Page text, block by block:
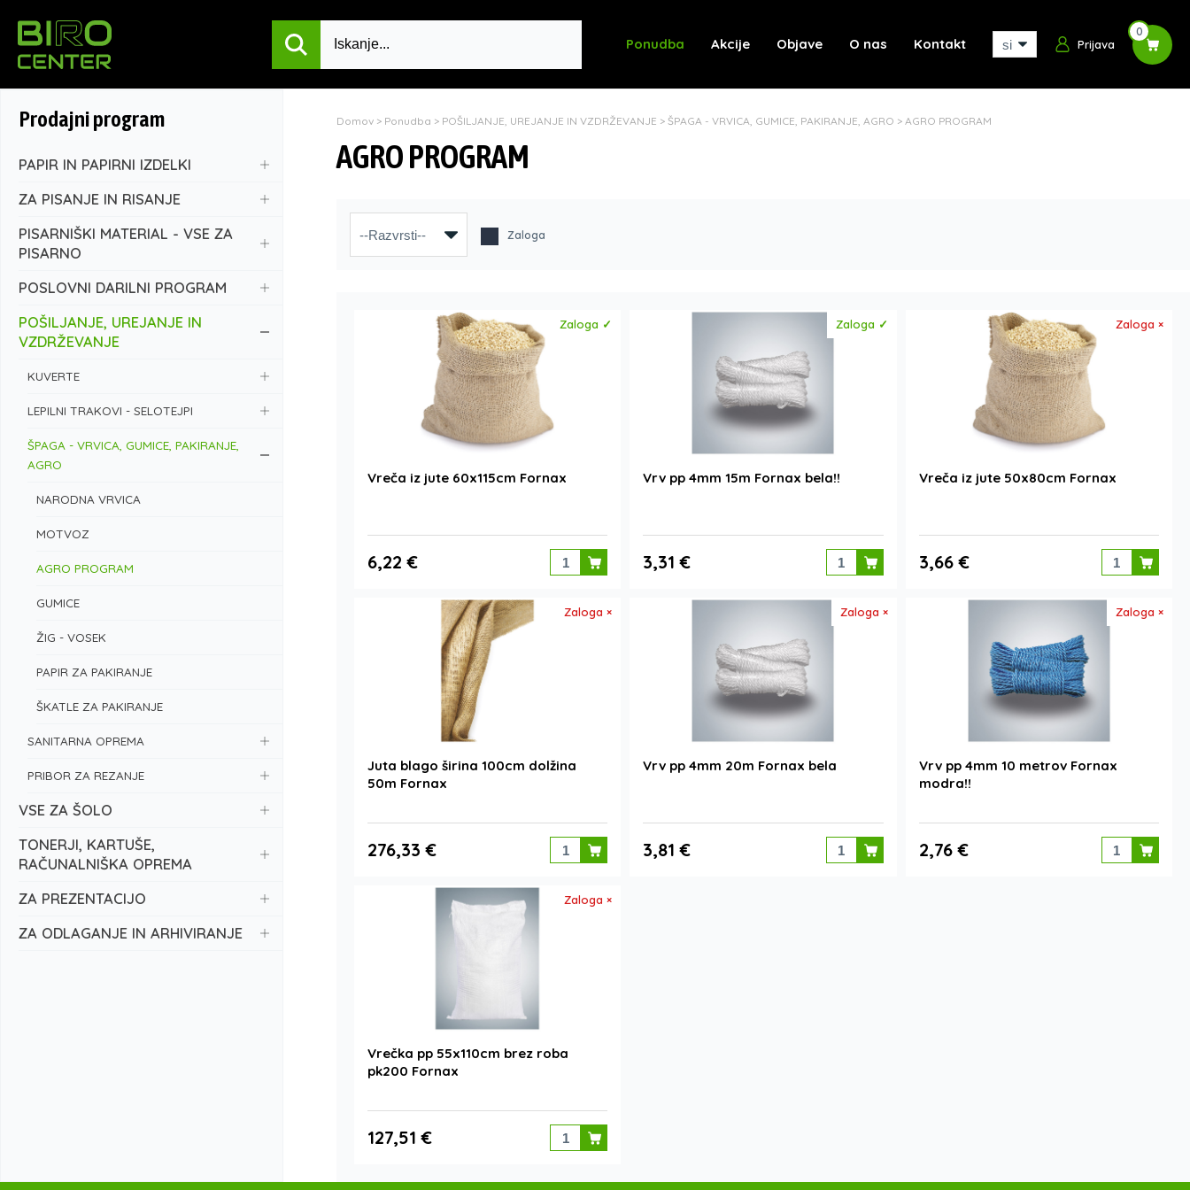
Ponudba Akcije Objave O nas Kontakt Prijava
0
Prodajni program
PAPIR IN PAPIRNI IZDELKI
ZA PISANJE IN RISANJE
PISARNIŠKI MATERIAL - VSE ZA
PISARNO
POSLOVNI DARILNI PROGRAM
POŠILJANJE, UREJANJE IN
VZDRŽEVANJE
KUVERTE
LEPILNI TRAKOVI - SELOTEJPI
ŠPAGA - VRVICA, GUMICE, PAKIRANJE,
AGRO
NARODNA VRVICA
MOTVOZ
AGRO PROGRAM
GUMICE
ŽIG - VOSEK
PAPIR ZA PAKIRANJE
ŠKATLE ZA PAKIRANJE
SANITARNA OPREMA
PRIBOR ZA REZANJE
VSE ZA ŠOLO
TONERJI, KARTUŠE,
RAČUNALNIŠKA OPREMA
ZA PREZENTACIJO
ZA ODLAGANJE IN ARHIVIRANJE
Domov > Ponudba > POŠILJANJE, UREJANJE IN VZDRŽEVANJE > ŠPAGA - VRVICA, GUMICE, PAKIRANJE, AGRO > AGRO PROGRAM
AGRO PROGRAM
Zaloga
Zaloga ✓
Vreča iz jute 60x115cm Fornax
6,22 €
Zaloga ✓
Vrv pp 4mm 15m Fornax bela!!
3,31 €
Zaloga ×
Vreča iz jute 50x80cm Fornax
3,66 €
Zaloga ×
Juta blago širina 100cm dolžina
50m Fornax
276,33 €
Zaloga ×
Vrv pp 4mm 20m Fornax bela
3,81 €
Zaloga ×
Vrv pp 4mm 10 metrov Fornax
modra!!
2,76 €
Zaloga ×
Vrečka pp 55x110cm brez roba
pk200 Fornax
127,51 €